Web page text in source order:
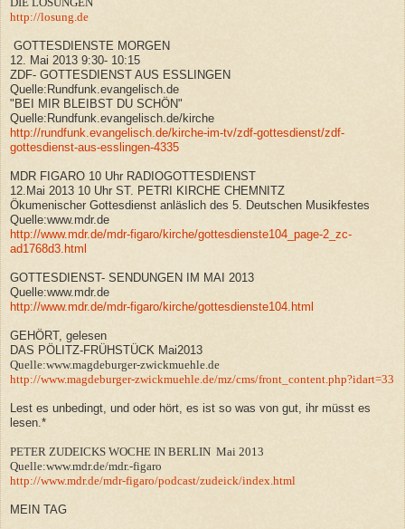
http://losung.de
GOTTESDIENSTE MORGEN
12. Mai 2013 9:30- 10:15
ZDF- GOTTESDIENST AUS ESSLINGEN
Quelle:Rundfunk.evangelisch.de
"BEI MIR BLEIBST DU SCHÖN"
Quelle:Rundfunk.evangelisch.de/kirche
http://rundfunk.evangelisch.de/kirche-im-tv/zdf-gottesdienst/zdf-
gottesdienst-aus-esslingen-4335
MDR FIGARO 10 Uhr RADIOGOTTESDIENST
12.Mai 2013 10 Uhr ST. PETRI KIRCHE CHEMNITZ
Ökumenischer Gottesdienst anläslich des 5. Deutschen Musikfestes
Quelle:www.mdr.de
http://www.mdr.de/mdr-figaro/kirche/gottesdienste104_page-2_zc-
ad1768d3.html
GOTTESDIENST- SENDUNGEN IM MAI 2013
Quelle:www.mdr.de
http://www.mdr.de/mdr-figaro/kirche/gottesdienste104.html
GEHÖRT, gelesen
DAS PÖLITZ-FRÜHSTÜCK Mai2013
Quelle:www.magdeburger-zwickmuehle.de
http://www.magdeburger-zwickmuehle.de/mz/cms/front_content.php?idart=33
Lest es unbedingt, und oder hört, es ist so was von gut, ihr müsst es
lesen.*
PETER ZUDEICKS WOCHE IN BERLIN Mai 2013
Quelle:www.mdr.de/mdr.-figaro
http://www.mdr.de/mdr-figaro/podcast/zudeick/index.html
MEIN TAG